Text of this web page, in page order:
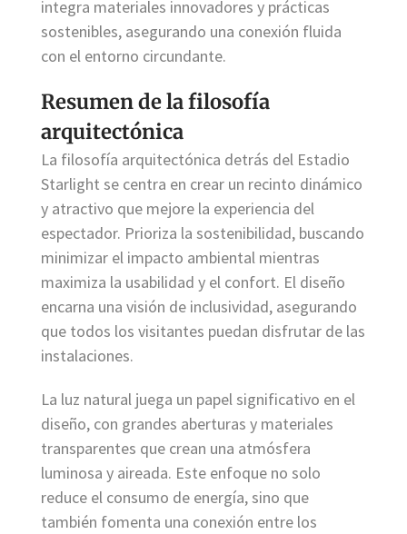
integra materiales innovadores y prácticas
sostenibles, asegurando una conexión fluida
con el entorno circundante.
Resumen de la filosofía
arquitectónica
La filosofía arquitectónica detrás del Estadio
Starlight se centra en crear un recinto dinámico
y atractivo que mejore la experiencia del
espectador. Prioriza la sostenibilidad, buscando
minimizar el impacto ambiental mientras
maximiza la usabilidad y el confort. El diseño
encarna una visión de inclusividad, asegurando
que todos los visitantes puedan disfrutar de las
instalaciones.
La luz natural juega un papel significativo en el
diseño, con grandes aberturas y materiales
transparentes que crean una atmósfera
luminosa y aireada. Este enfoque no solo
reduce el consumo de energía, sino que
también fomenta una conexión entre los